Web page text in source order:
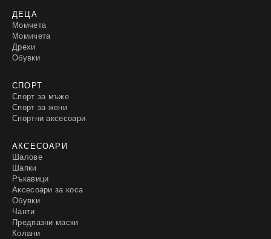
ДЕЦА
Момчета
Момичета
Дрехи
Обувки
СПОРТ
Спорт за мъже
Спорт за жени
Спортни аксесоари
АКСЕСОАРИ
Шалове
Шапки
Ръкавици
Аксесоари за коса
Обувки
Чанти
Предпазни маски
Колани